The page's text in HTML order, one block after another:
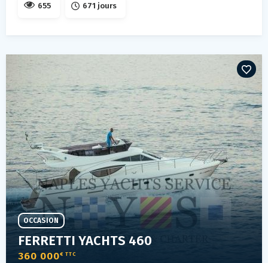
655 671 jours
FERRETTI YACHTS 460
360 000€ TTC
OCCASION